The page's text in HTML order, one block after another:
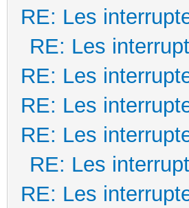
RE: Les
RE: Les
RE: Les
RE: Les
RE: Les
RE: Les
RE: Les